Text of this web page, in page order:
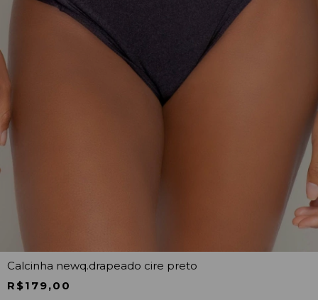
Calcinha newq.drapeado cire preto
R$179,00